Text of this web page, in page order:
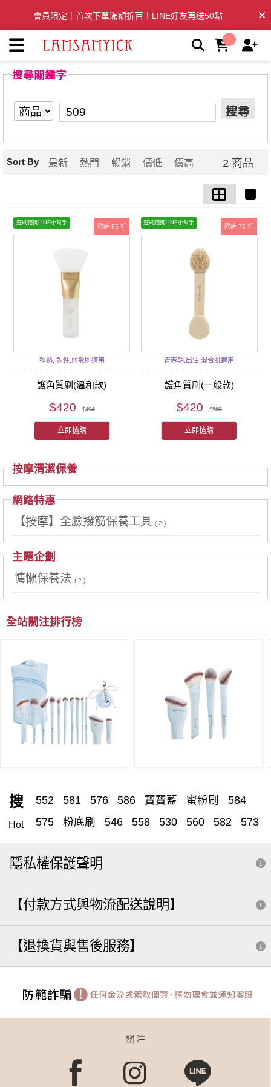
會員限定｜首次下單滿額折百！LINE好友再送50點
全台滿千免運🛒訂單付款後3~5日內出貨
搜尋關鍵字
搜尋
Sort By 最新 熱門 暢銷 價低 價高 2 商品
限時 85 折
選刷諮詢LINE小幫手
輕熟. 乾性.弱敏肌適用
護角質刷(溫和款)
$420 $494
立即搶購
限時 75 折
選刷諮詢LINE小幫手
青春期.出油.混合肌適用
護角質刷(一般款)
$420 $560
立即搶購
按摩清潔保養
網路特惠
【按摩】全臉撥筋保養工具 ( 2 )
主題企劃
慵懶保養法 ( 2 )
全站關注排行榜
搜
Hot
552 581 576 586 寶寶藍 蜜粉刷
584
575
粉底刷 546 558 530 560 582
573
561
549 503 557 531 505 小水滴
551
588
蜜粉 555
收納
刷具清潔 粉底液 572 589 571
547
雙頭
遮瑕 腮紅刷 筆刷 590
拇指腮紅刷
粉樸 點點
562
系列全套組
粉撲 583 隨型 米
外出收納
補妝法寶推薦 dcard
鼻影刷
按摩
粉底刮棒
561中眼影刷 打亮 小甜心
543 小水滴粉餅刷 臥蠶
隱私權保護聲明
【付款方式與物流配送說明】
【退換貨與售後服務】